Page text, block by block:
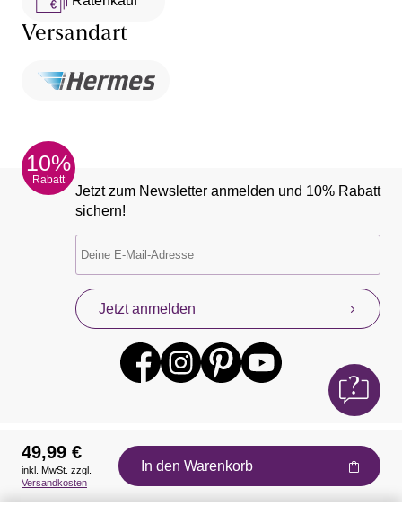
Versandart
10%
Rabatt
Jetzt zum Newsletter anmelden und 10% Rabatt
sichern!
Jetzt anmelden
Auszeichnungen
49,99 €
inkl. MwSt. zzgl.
Versandkosten
In den Warenkorb